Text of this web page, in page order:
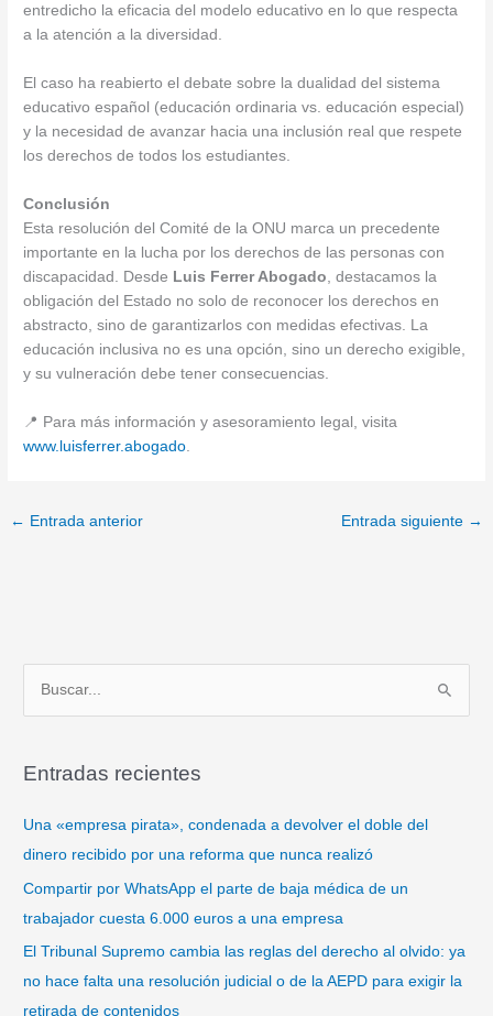
entredicho la eficacia del modelo educativo en lo que respecta
a la atención a la diversidad.
El caso ha reabierto el debate sobre la dualidad del sistema
educativo español (educación ordinaria vs. educación especial)
y la necesidad de avanzar hacia una inclusión real que respete
los derechos de todos los estudiantes.
Conclusión
Esta resolución del Comité de la ONU marca un precedente
importante en la lucha por los derechos de las personas con
discapacidad. Desde Luis Ferrer Abogado , destacamos la
obligación del Estado no solo de reconocer los derechos en
abstracto, sino de garantizarlos con medidas efectivas. La
educación inclusiva no es una opción, sino un derecho exigible,
y su vulneración debe tener consecuencias.
📍 Para más información y asesoramiento legal, visita
www.luisferrer.abogado
← Entrada anterior Entrada siguiente →
c
Entradas recientes
Una «empresa pirata», condenada a devolver el doble del
dinero recibido por una reforma que nunca realizó
Compartir por WhatsApp el parte de baja médica de un
trabajador cuesta 6.000 euros a una empresa
El Tribunal Supremo cambia las reglas del derecho al olvido: ya
no hace falta una resolución judicial o de la AEPD para exigir la
retirada de contenidos